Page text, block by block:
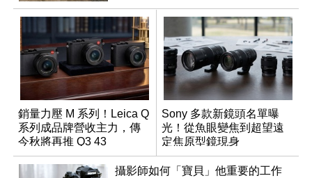
銷量力壓 M 系列！Leica Q
系列成品牌營收主力，傳
今秋將再推 Q3 43
Monochrom
Sony 多款新鏡頭名單曝
光！從魚眼變焦到超望遠
定焦原型鏡現身
攝影師如何「寶貝」他重要的工作